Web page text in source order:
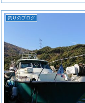
釣りのブログ